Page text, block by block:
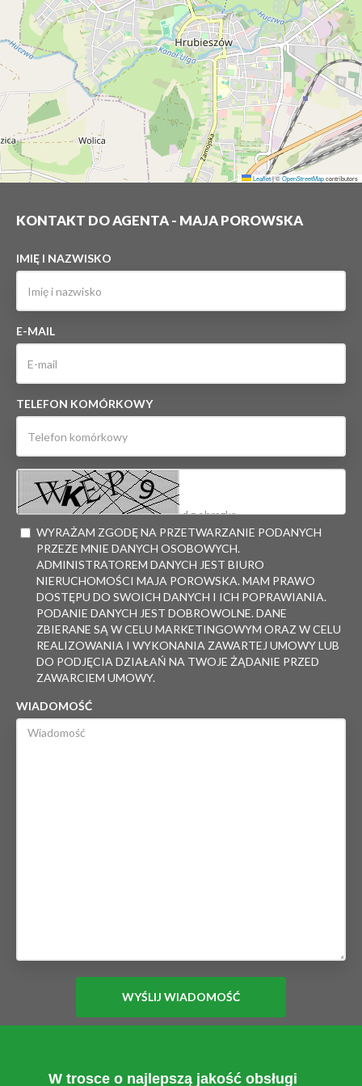
Leaflet|©OpenStreetMapcontributors
KONTAKT DO AGENTA - MAJA POROWSKA
IMIĘ I NAZWISKO
E-MAIL
TELEFON KOMÓRKOWY
WYRAŻAM ZGODĘ NA PRZETWARZANIE PODANYCH
PRZEZE MNIE DANYCH OSOBOWYCH.
ADMINISTRATOREM DANYCH JEST BIURO
NIERUCHOMOŚCI MAJA POROWSKA. MAM PRAWO
DOSTĘPU DO SWOICH DANYCH I ICH POPRAWIANIA.
PODANIE DANYCH JEST DOBROWOLNE. DANE
ZBIERANE SĄ W CELU MARKETINGOWYM ORAZ W CELU
REALIZOWANIA I WYKONANIA ZAWARTEJ UMOWY LUB
DO PODJĘCIA DZIAŁAŃ NA TWOJE ŻĄDANIE PRZED
ZAWARCIEM UMOWY.
WIADOMOŚĆ
W trosce o najlepszą jakość obsługi